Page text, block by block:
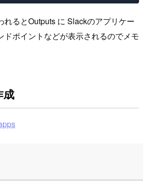
れるとOutputs に Slackのアプリケー
ドポイントなどが表示されるのでメモ